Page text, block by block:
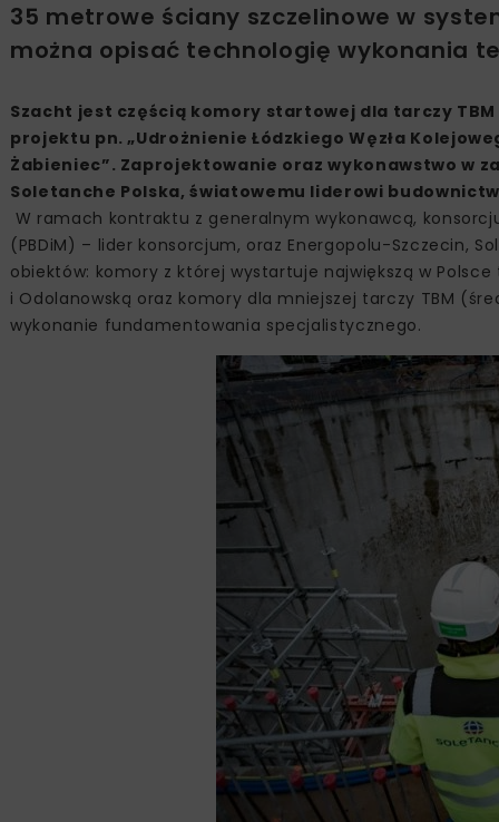
35 metrowe ściany szczelinowe w
można opisać technologię wykonania
Szacht jest częścią komory startowej dla tarczy
projektu pn. „Udrożnienie Łódzkiego Węzła
Żabieniec”. Zaprojektowanie oraz wykonawstwo w
Soletanche Polska, światowemu liderowi
W ramach kontraktu z generalnym wykonawcą,
(PBDiM) – lider konsorcjum, oraz Energopolu-Szczecin,
obiektów: komory z której wystartuje największą w
i Odolanowską oraz komory dla mniejszej tarczy TBM
wykonanie fundamentowania specjalistycznego.